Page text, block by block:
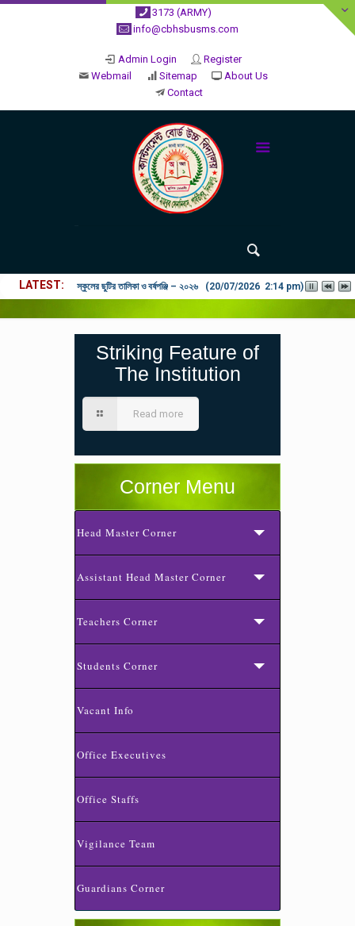
3173 (ARMY)
info@cbhsbusms.com
Admin Login
Register
Webmail
Sitemap
About Us
Contact
LATEST ২০২৬ শিক্ষাবর্ষে ভর্তি পুন: বিজ্ঞপ্তিঃ শিশু থেকে নবম শ্রেণি পযর্ন্ত ফরম বিতরন
Striking Feature of
The Institution
Read more
Corner Menu
Head Master Corner
Assistant Head Master Corner
Teachers Corner
Students Corner
Vacant Info
Office Executives
Office Staffs
Vigilance Team
Guardians Corner
স্কুলের ছুটির তালিকা ও বর্ষপঞ্জি – ২০২৬
২০২৬ শিক্ষাবর্ষে ভর্তি পুন: বিজ্ঞপ্তিঃ শিশু থেকে নবম
শ্রেণি পযর্ন্ত ফরম বিতরন চলছে… বিস্তারিত